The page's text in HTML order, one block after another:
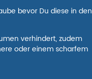
bevor Du diese in den
verhindert, zudem
oder einem scharfem